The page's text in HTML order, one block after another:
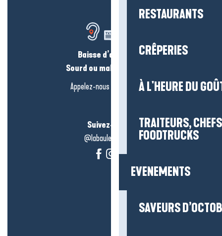
RESTAURANTS
CRÊPERIES
À L'HEURE DU
TRAITEURS,
FOODTRUCKS
EVENEMENTS
SAVEURS
Baisse d’audition ?
Sourd ou malentendant ?
Appelez-nous en
cliquant-ici
Suivez-nous !
@labauleguérande